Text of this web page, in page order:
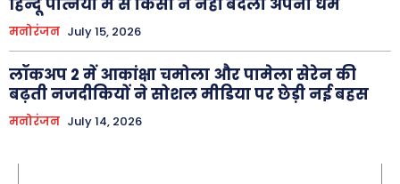
मनोरंजन July 15, 2026
लॉकअप 2 में आकांक्षा चमोला और पामेला सेरेन की
बढ़ती नजदीकियों ने सोशल मीडिया पर छेड़ी नई बहस
मनोरंजन July 14, 2026